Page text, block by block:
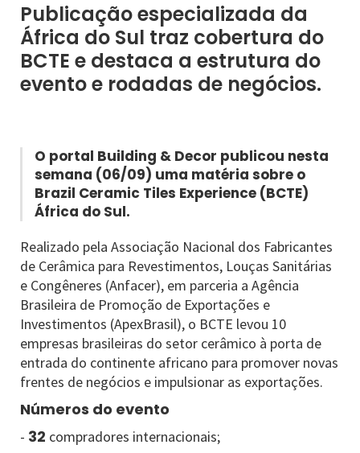
Publicação especializada da
África do Sul traz cobertura do
BCTE e destaca a estrutura do
evento e rodadas de negócios.
O portal Building & Decor publicou nesta
semana (06/09) uma matéria sobre o
Brazil Ceramic Tiles Experience (BCTE)
África do Sul.
Realizado pela Associação Nacional dos Fabricantes
de Cerâmica para Revestimentos, Louças Sanitárias
e Congêneres (Anfacer), em parceria a Agência
Brasileira de Promoção de Exportações e
Investimentos (ApexBrasil), o BCTE levou 10
empresas brasileiras do setor cerâmico à porta de
entrada do continente africano para promover novas
frentes de negócios e impulsionar as exportações.
Números do evento
- 32 compradores internacionais;